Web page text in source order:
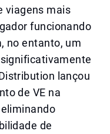
viagens mais
funcionando
no entanto, um
lançou
de VE na
de